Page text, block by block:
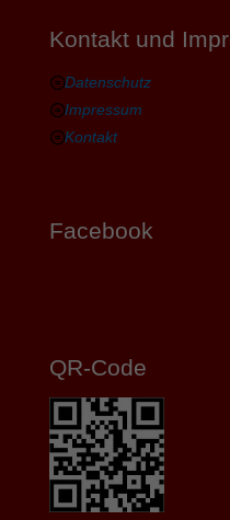
Kontakt und
Datenschutz
Impressum
Kontakt
Facebook
QR-Code